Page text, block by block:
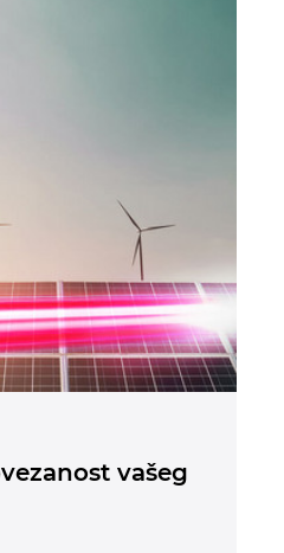
vašeg